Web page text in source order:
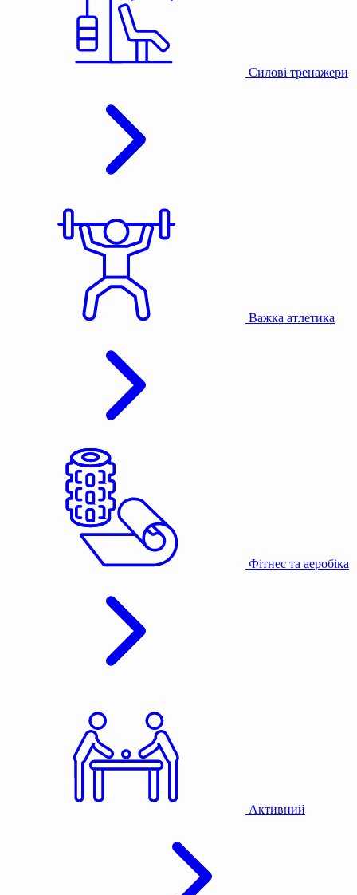
Силові тренажери
Важка атлетика
Фітнес та аеробіка
Активний